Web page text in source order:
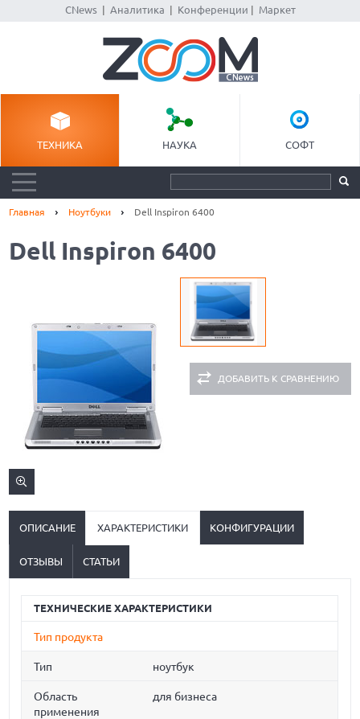
CNews| Аналитика Конференции Маркет
ТЕХНИКА НАУКА СОФТ
Главная Ноутбуки Dell Inspiron 6400
Dell Inspiron 6400
ДОБАВИТЬ К СРАВНЕНИЮ
ОПИСАНИЕ ХАРАКТЕРИСТИКИ КОНФИГУРАЦИИ
ОТЗЫВЫ СТАТЬИ
ТЕХНИЧЕСКИЕ ХАРАКТЕРИСТИКИ
Тип продукта
Тип ноутбук
Область
применения
для бизнеса